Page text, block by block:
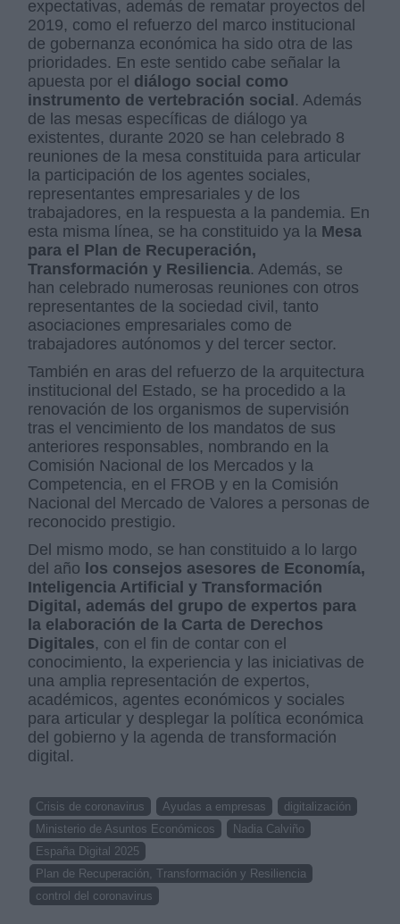
expectativas, además de rematar proyectos del
2019, como el refuerzo del marco institucional
de gobernanza económica ha sido otra de las
prioridades. En este sentido cabe señalar la
apuesta por el diálogo social como
instrumento de vertebración social . Además
de las mesas específicas de diálogo ya
existentes, durante 2020 se han celebrado 8
reuniones de la mesa constituida para articular
la participación de los agentes sociales,
representantes empresariales y de los
trabajadores, en la respuesta a la pandemia. En
esta misma línea, se ha constituido ya la Mesa
para el Plan de Recuperación,
Transformación y Resiliencia. Además, se
han celebrado numerosas reuniones con otros
representantes de la sociedad civil, tanto
asociaciones empresariales como de
trabajadores autónomos y del tercer sector.
También en aras del refuerzo de la arquitectura
institucional del Estado, se ha procedido a la
renovación de los organismos de supervisión
tras el vencimiento de los mandatos de sus
anteriores responsables, nombrando en la
Comisión Nacional de los Mercados y la
Competencia, en el FROB y en la Comisión
Nacional del Mercado de Valores a personas de
reconocido prestigio.
Del mismo modo, se han constituido a lo largo
del año los consejos asesores de Economía,
Inteligencia Artificial y Transformación
Digital, además del grupo de expertos para
la elaboración de la Carta de Derechos
Digitales, con el fin de contar con el
conocimiento, la experiencia y las iniciativas de
una amplia representación de expertos,
académicos, agentes económicos y sociales
para articular y desplegar la política económica
del gobierno y la agenda de transformación
digital.
Crisis de coronavirus Ayudas a empresas
digitalización
Ministerio de Asuntos Económicos
Nadia Calviño
España Digital 2025
Plan de Recuperación, Transformación y Resiliencia
control del coronavirus